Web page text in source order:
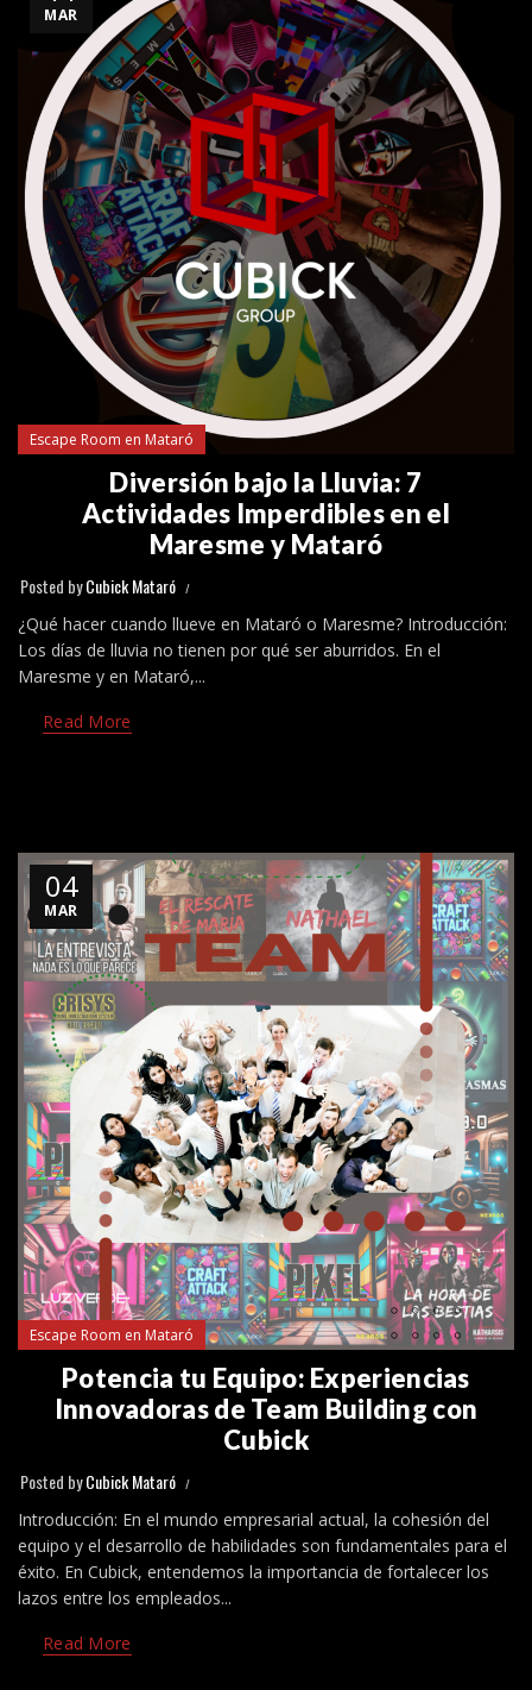
MAR
Escape Room en Mataró
Diversión bajo la Lluvia: 7
Actividades Imperdibles en el
Maresme y Mataró
Posted byCubick Mataró
¿Qué hacer cuando llueve en Mataró o Maresme? Introducción:
Los días de lluvia no tienen por qué ser aburridos. En el
Maresme y en Mataró,...
Read More
04
MAR
Escape Room en Mataró
Potencia tu Equipo: Experiencias
Innovadoras de Team Building con
Cubick
Posted byCubick Mataró
Introducción: En el mundo empresarial actual, la cohesión del
equipo y el desarrollo de habilidades son fundamentales para el
éxito. En Cubick, entendemos la importancia de fortalecer los
lazos entre los empleados...
Read More